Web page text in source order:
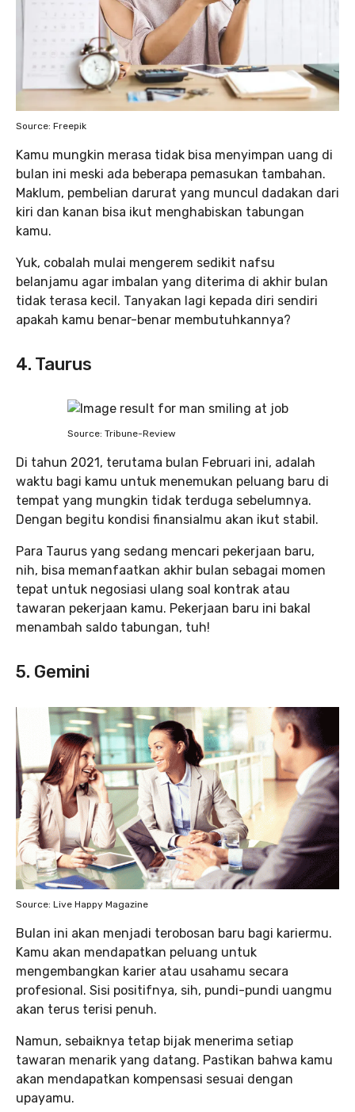
Source: Freepik
Kamu mungkin merasa tidak bisa menyimpan uang di
bulan ini meski ada beberapa pemasukan tambahan.
Maklum, pembelian darurat yang muncul dadakan dari
kiri dan kanan bisa ikut menghabiskan tabungan
kamu.
Yuk, cobalah mulai mengerem sedikit nafsu
belanjamu agar imbalan yang diterima di akhir bulan
tidak terasa kecil. Tanyakan lagi kepada diri sendiri
apakah kamu benar-benar membutuhkannya?
4. Taurus
Source: Tribune-Review
Di tahun 2021, terutama bulan Februari ini, adalah
waktu bagi kamu untuk menemukan peluang baru di
tempat yang mungkin tidak terduga sebelumnya.
Dengan begitu kondisi finansialmu akan ikut stabil.
Para Taurus yang sedang mencari pekerjaan baru,
nih, bisa memanfaatkan akhir bulan sebagai momen
tepat untuk negosiasi ulang soal kontrak atau
tawaran pekerjaan kamu. Pekerjaan baru ini bakal
menambah saldo tabungan, tuh!
5. Gemini
Source: Live Happy Magazine
Bulan ini akan menjadi terobosan baru bagi kariermu.
Kamu akan mendapatkan peluang untuk
mengembangkan karier atau usahamu secara
profesional. Sisi positifnya, sih, pundi-pundi uangmu
akan terus terisi penuh.
Namun, sebaiknya tetap bijak menerima setiap
tawaran menarik yang datang. Pastikan bahwa kamu
akan mendapatkan kompensasi sesuai dengan
upayamu.